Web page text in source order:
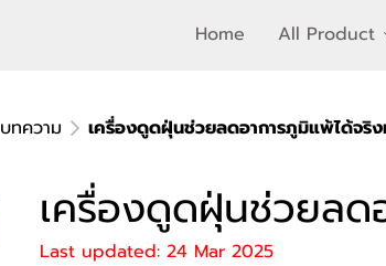
Home All Product
บทความ เครื่องดูดฝุ่นช่วยลดอาการภูมิแพ้ได้จริ
เครื่องดูดฝุ่นช่วยลด
Last updated: 24 Mar 2025